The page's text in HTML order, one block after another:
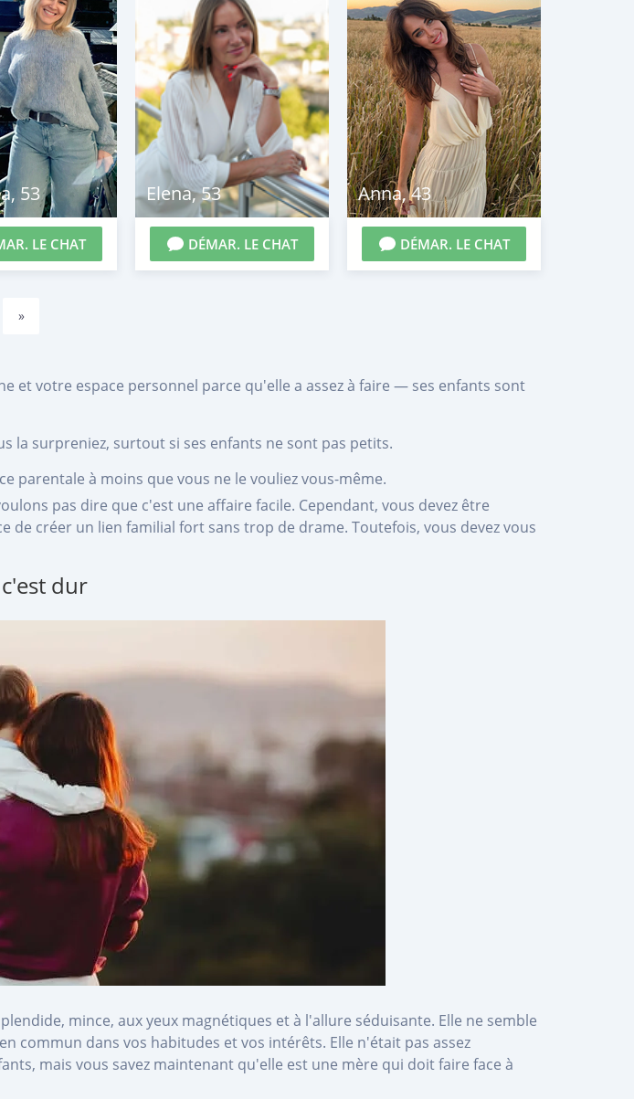
, 53
LE CHAT
Elena,53
DÉMAR. LE CHAT
Anna,43
DÉMAR. LE CHAT
»
votre espace personnel parce qu'elle a assez à faire — ses enfants sont
la surpreniez, surtout si ses enfants ne sont pas petits.
parentale à moins que vous ne le vouliez vous-même.
pas dire que c'est une affaire facile. Cependant, vous devez être
créer un lien familial fort sans trop de drame. Toutefois, vous devez vous
dur
mince, aux yeux magnétiques et à l'allure séduisante. Elle ne semble
commun dans vos habitudes et vos intérêts. Elle n'était pas assez
mais vous savez maintenant qu'elle est une mère qui doit faire face à